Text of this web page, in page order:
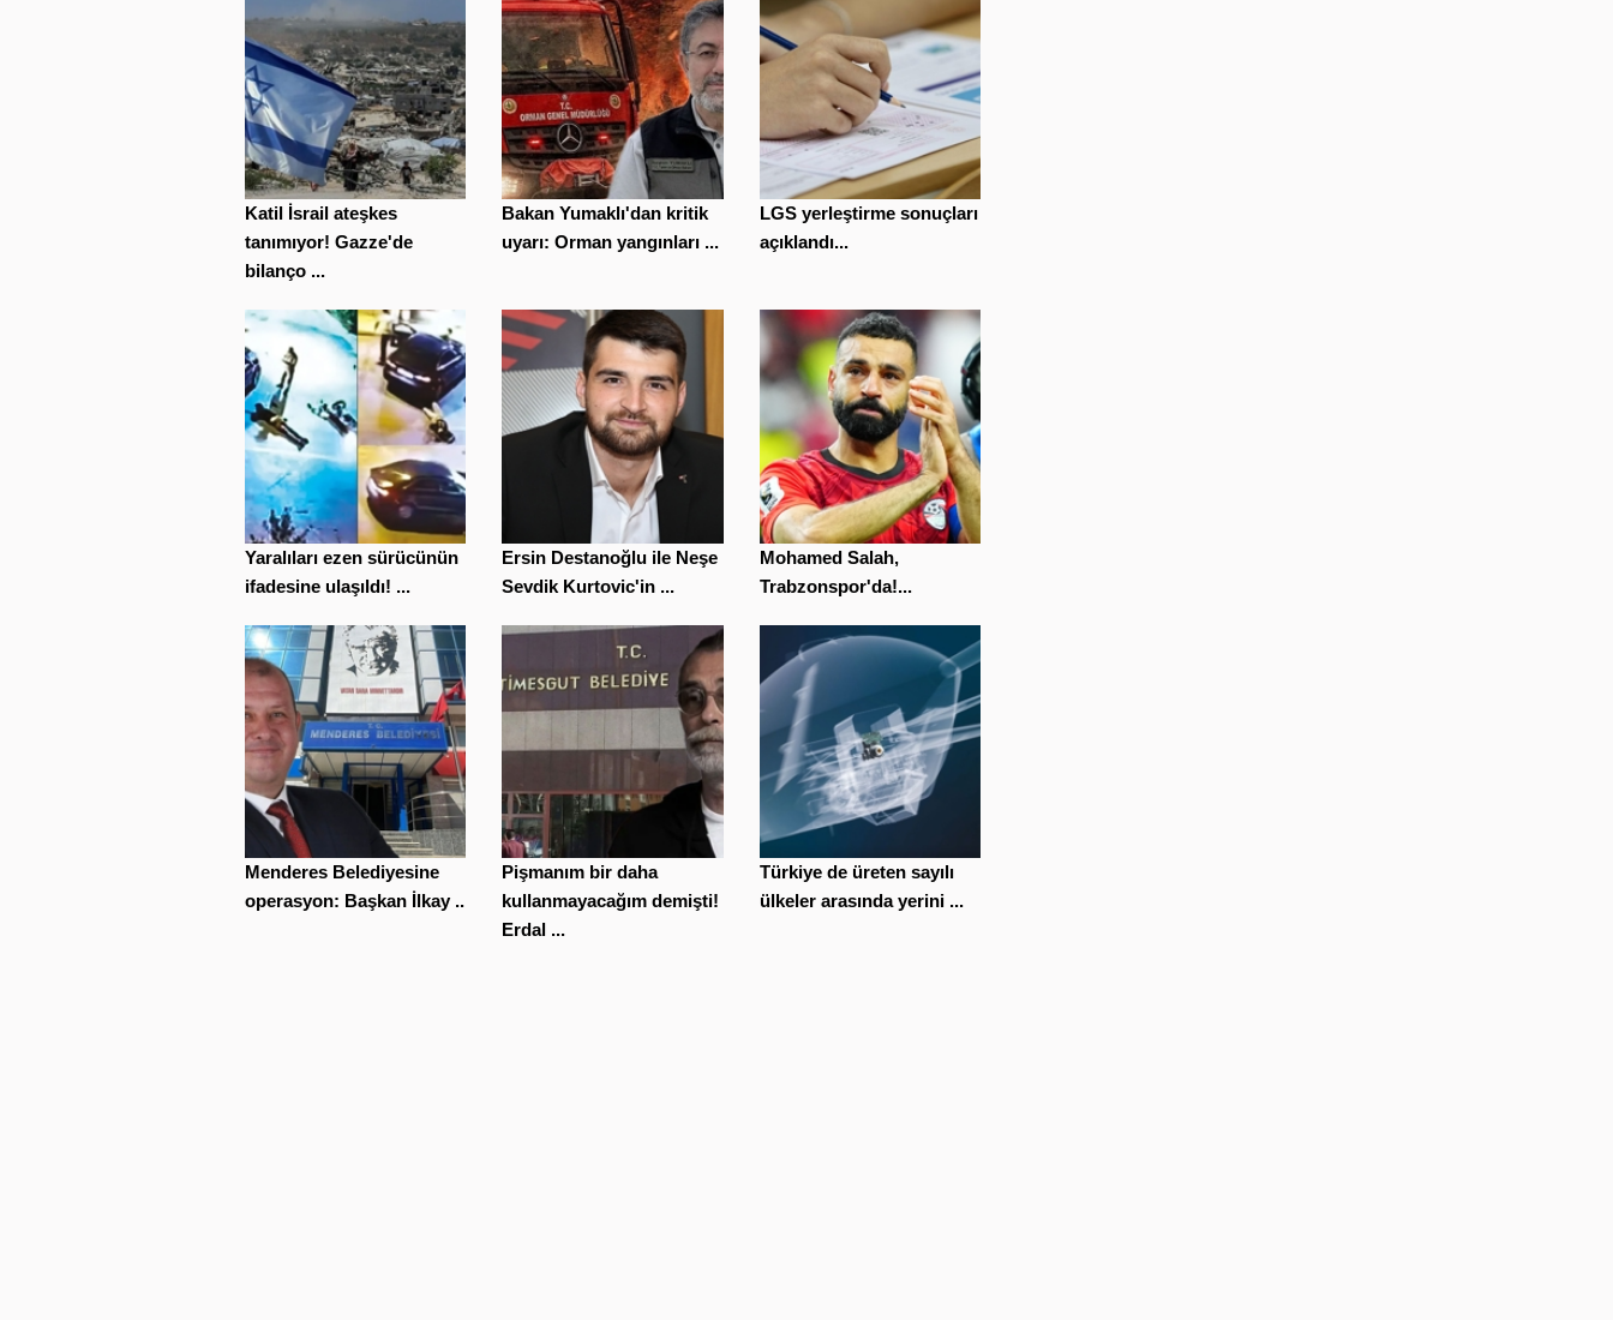
Katil İsrail ateşkes
tanımıyor! Gazze'de
bilanço ...
Bakan Yumaklı'dan kritik
uyarı: Orman yangınları ...
LGS yerleştirme sonuçları
açıklandı...
Yaralıları ezen sürücünün
ifadesine ulaşıldı! ...
Ersin Destanoğlu ile Neşe
Sevdik Kurtovic'in ...
Mohamed Salah,
Trabzonspor'da!...
Menderes Belediyesine
operasyon: Başkan İlkay ...
Pişmanım bir daha
kullanmayacağım demişti!
Erdal ...
Türkiye de üreten sayılı
ülkeler arasında yerini ...